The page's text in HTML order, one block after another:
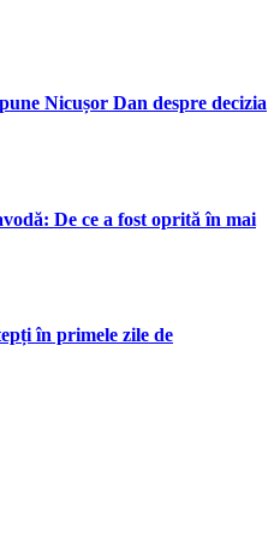
Nicușor Dan despre decizia
De ce a fost oprită în mai
în primele zile de